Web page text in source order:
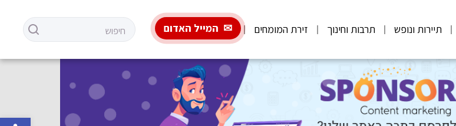
תיירות ונופש תרבות וחינוך זירת המומחים המייל האדום